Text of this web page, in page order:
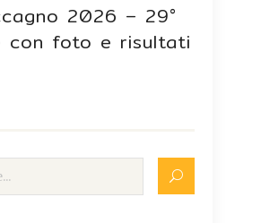
2026 – 29°
con foto e risultati